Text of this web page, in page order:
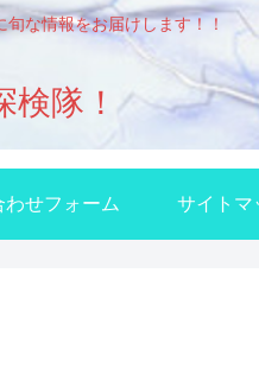
な情報をお届けします！！
検隊！
わせフォーム サイトマ